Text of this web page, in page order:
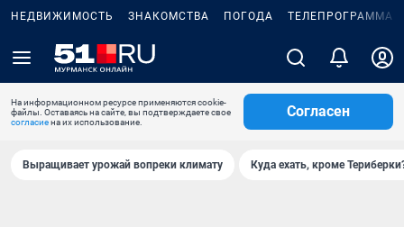
НЕДВИЖИМОСТЬ ЗНАКОМСТВА ПОГОДА ТЕЛЕПРОГРАММА
На информационном ресурсе применяются cookie-
файлы. Оставаясь на сайте, вы подтверждаете свое
согласиена их использование.
Согласен
Выращивает урожай вопреки климату Куда ехать, кроме